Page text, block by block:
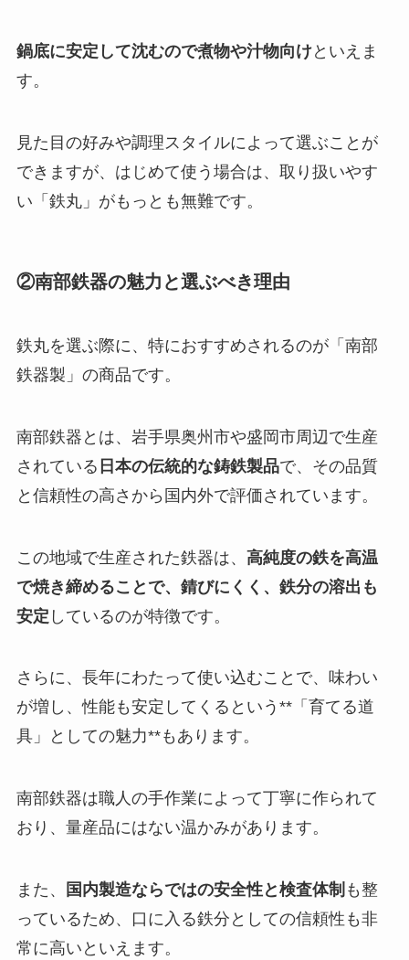
鍋底に安定して沈むので煮物や汁物向けといえま
す。
見た目の好みや調理スタイルによって選ぶことが
できますが、はじめて使う場合は、取り扱いやす
い「鉄丸」がもっとも無難です。
②南部鉄器の魅力と選ぶべき理由
鉄丸を選ぶ際に、特におすすめされるのが「南部
鉄器製」の商品です。
南部鉄器とは、岩手県奥州市や盛岡市周辺で生産
されている 日本の伝統的な鋳鉄製品で、その品質
と信頼性の高さから国内外で評価されています。
この地域で生産された鉄器は、 高純度の鉄を高温
で焼き締めることで、錆びにくく、鉄分の溶出も
安定 しているのが特徴です。
さらに、長年にわたって使い込むことで、味わい
が増し、性能も安定してくるという**「育てる道
具」としての魅力**もあります。
南部鉄器は職人の手作業によって丁寧に作られて
おり、量産品にはない温かみがあります。
また、 国内製造ならではの安全性と検査体制 も整
っているため、口に入る鉄分としての信頼性も非
常に高いといえます。